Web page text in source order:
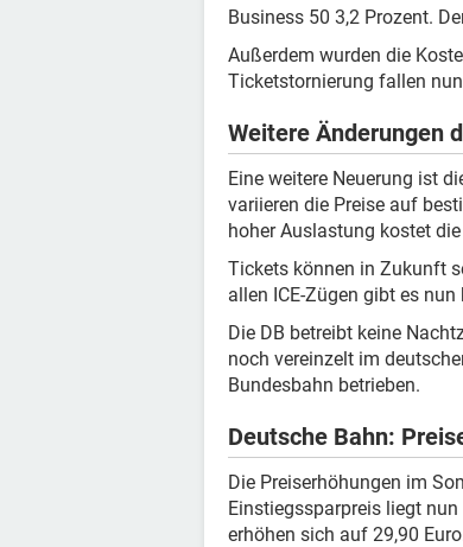
Business 50 3,2 Prozent.
Außerdem wurden die
Ticketstornierung fallen
Weitere Änderungen
Eine weitere Neuerung ist
variieren die Preise auf
hoher Auslastung kostet
Tickets können in Zukunft
allen ICE-Zügen gibt es
Die DB betreibt keine
noch vereinzelt im
Bundesbahn betrieben.
Deutsche Bahn:
Die Preiserhöhungen im
Einstiegssparpreis liegt
erhöhen sich auf 29,90